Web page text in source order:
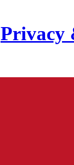
Privacy